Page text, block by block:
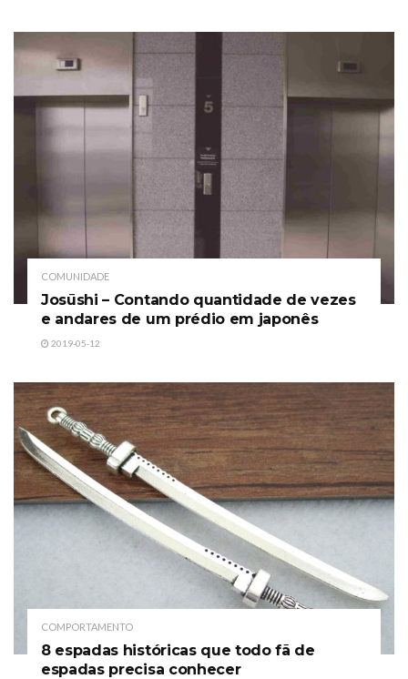
COMUNIDADE
Josūshi – Contando quantidade de vezes
e andares de um prédio em japonês
2019-05-12
COMPORTAMENTO
8 espadas históricas que todo fã de
espadas precisa conhecer